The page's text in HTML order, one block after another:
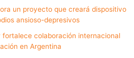
un proyecto que creará dispositivo
ansioso-depresivos
fortalece colaboración internacional
en Argentina